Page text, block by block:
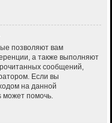
позволяют вам
а также выполняют
сообщений,
Если вы
на данной
может помочь.